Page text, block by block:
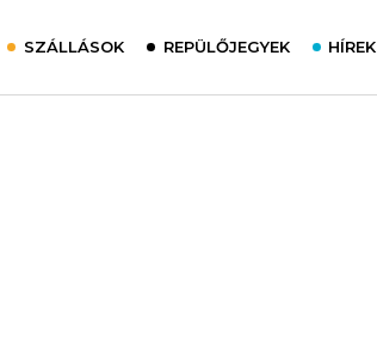
SZÁLLÁSOK REPÜLŐJEGYEK HÍREK